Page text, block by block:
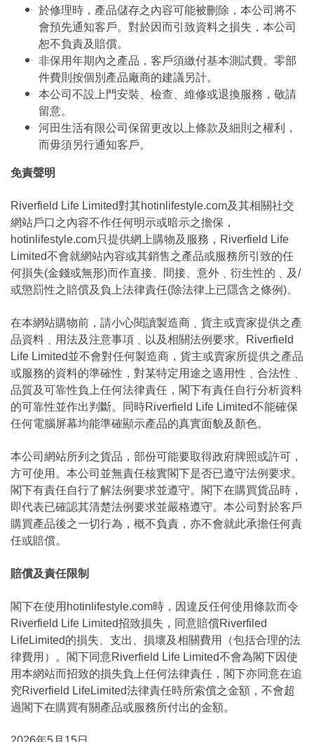
於修理時，產品儲存之內容可能被刪除，本公司將不
會預先通知客戶。對於因而引致資料之損失，本公司
恕不負責及賠償。
非保用年期內之產品，客戶須繳付基本測試費。零部
件費則按個別產品廠商的建議另計。
本公司不設上門安裝、檢查、維修或退換服務，敬請
留意。
河田生活有限公司保留更改以上條款及細則之權利，
而毋須另行通知客戶。
免責聲明
Riverfield Life Limited對其hotinlifestyle.com及其相關社交
網站戶口之內容不作任何明示或暗示之擔保，
hotinlifestyle.com只提供網上購物及服務，Riverfield Life
Limited不會就網站內容或其銷售之產品或服務所引致的任
何損失(金錢或無形)而作直接、間接、意外﹑衍生性的﹑及/
或懲罰性之賠償及負上法律責任(除法律上已隱含之條例)。
在本網站購物前，請小心閱讀製造商﹑貨主或賣家提供之產
品資料﹑用法及注意事項﹑以及相關法例要求。Riverfield
Life Limited並不會對任何製造商，貨主或賣家所提供之產品
或服務的資料的準確性，對某特定用途之適用性﹑合法性﹑
品質及可靠性負上任何法律責任，閣下有責任自行分析資料
的可靠性並作出判斷。同時Riverfield Life Limited不能確保
任何電腦屏幕均能準確顯示產品的真實面貌及顏色。
本公司網站所列之貨品，部份可能要取得政府牌照或許可，
方可使用。本公司並無責任核實閣下是否已遵守法例要求。
閣下有責任自行了解法例要求並遵守。閣下在購買貨品時，
即代表已確認其清楚法例要求並嚴格遵守。本公司對於客戶
購買產品後之一切行為，概不負責，亦不會就此承擔任何責
任或賠償。
賠償及責任限制
閣下在使用hotinlifestyle.com時，因違反任何使用條款而令
Riverfield Life Limited招致損失，同意賠償Riverfiled
LifeLimited的損失、支出、損壞及相關費用（包括合理的法
律費用）。閣下同意Riverfield Life Limited不會為閣下因使
用本網站而招致的損失負上任何法律責任，閣下亦同意在追
究Riverfield LifeLimited法律責任時所索償之金額，不會超
過閣下在購買有關產品或服務所付出的金額。